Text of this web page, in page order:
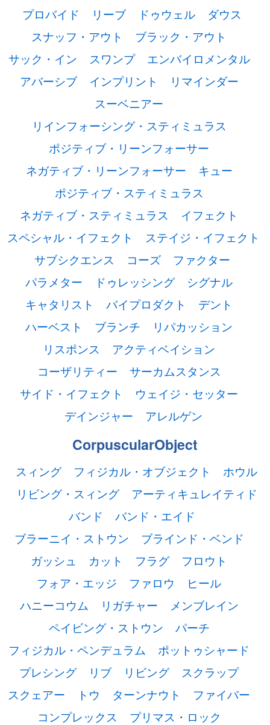
プロバイド リーブ ドゥウェル
ダウス
スナッフ・アウト
ブラック・アウト
サック・イン
スワンプ
エンバイロメンタル
アバーシブ
インプリント
リマインダー
スーベニアー
リインフォーシング・スティミュラス
ポジティブ・リーンフォーサー
ネガティブ・リーンフォーサー
キュー
ポジティブ・スティミュラス
ネガティブ・スティミュラス
イフェクト
スペシャル・イフェクト
ステイジ・イフェクト
サブシクエンス
コーズ
ファクター
パラメター
ドゥレッシング
シグナル
キャタリスト
バイプロダクト
デント
ハーベスト
ブランチ
リパカッション
リスポンス
アクティベイション
コーザリティー
サーカムスタンス
サイド・イフェクト
ウェイジ・セッター
デインジャー
アレルゲン
CorpuscularObject
スィング フィジカル・オブジェクト
ホウル
リビング・スィング
アーティキュレイティド
バンド
バンド・エイド
ブラーニイ・ストウン
ブラインド・ベンド
ガッシュ
カット フラグ
フロウト
フォア・エッジ
ファロウ
ヒール
ハニーコウム
リガチャー
メンブレイン
ペイビング・ストウン
パーチ
フィジカル・ペンデュラム
ポットゥシャード
プレシング
リブ リビング
スクラップ
スクェアー
トウ ターンナウト
ファイバー
コンプレックス
プリマス・ロック